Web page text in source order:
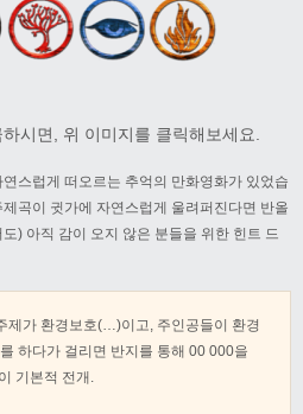
시면, 위 이미지를 클릭해보세요.
스럽게 떠오르는 추억의 만화영화가 있었습
곡이 귓가에 자연스럽게 울려퍼진다면 반올
) 아직 감이 오지 않은 분들을 위한 힌트 드
제가 환경보호(…)이고, 주인공들이 환경
하다가 걸리면 반지를 통해 00 000을
기본적 전개.